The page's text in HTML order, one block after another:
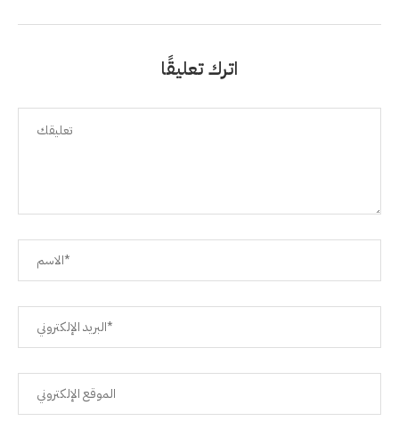
اترك تعليقًا